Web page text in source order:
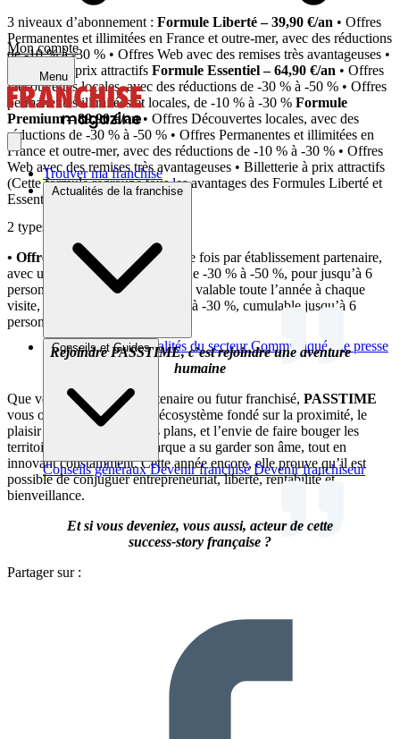
Mon compte
Menu
Trouver ma franchise
Actualités de la franchise
Brèves et actusActualités du secteur Communiqués de presse
Interviews
Conseils et Guides
Conseils généraux Devenir franchisé Devenir franchiseur
3 niveaux d’abonnement : Formule Liberté – 39,90 €/an • Offres
Permanentes et illimitées en France et outre-mer, avec des réductions
de -10 % à -30 % • Offres Web avec des remises très avantageuses •
Billetterie à prix attractifs Formule Essentiel – 64,90 €/an • Offres
Découvertes locales, avec des réductions de -30 % à -50 % • Offres
permanentes illimitées et locales, de -10 % à -30 % Formule
Premium – 89,90 €/an• Offres Découvertes locales, avec des
réductions de -30 % à -50 % • Offres Permanentes et illimitées en
France et outre-mer, avec des réductions de -10 % à -30 % • Offres
Web avec des remises très avantageuses • Billetterie à prix attractifs
(Cette formule regroupe tous les avantages des Formules Liberté et
Essentiel)
2 types d’offres
• Offre Découverte
: valable une fois par établissement partenaire,
avec une remise exceptionnelle de -30 % à -50 %, pour jusqu’à 6
personnes
• Offre Permanente
: valable toute l’année à chaque
visite, avec une remise de -10 % à -30 %, cumulable jusqu’à 6
personnes
Rejoindre PASSTIME, c’est rejoindre une aventure
humaine
Que vous soyez client, partenaire ou futur franchisé, PASSTIME
vous ouvre les portes d’un écosystème fondé sur la proximité, le
plaisir de partager des bons plans, et l’envie de faire bouger les
territoires. En 20 ans, la marque a su garder son âme, tout en
innovant constamment. Cette année encore, elle prouve qu’il est
possible de conjuguer entrepreneuriat, liberté, rentabilité et
bienveillance.
Et si vous deveniez, vous aussi, acteur de cette
success-story française ?
Partager sur :